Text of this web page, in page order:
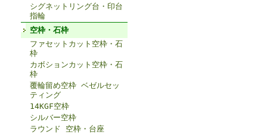
シグネットリング台・印台
指輪
空枠・石枠
ファセットカット空枠・石
枠
カボションカット空枠・石
枠
覆輪留め空枠 ベゼルセッ
ティング
14KGF空枠
シルバー空枠
ラウンド 空枠・台座